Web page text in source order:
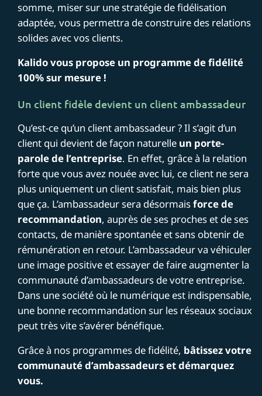
somme, miser sur une stratégie de fidélisation
adaptée, vous permettra de construire des relations
solides avec vos clients.
Kalido vous propose un programme de fidélité
100% sur mesure !
Un client fidèle devient un client ambassadeur
Qu’est-ce qu’un client ambassadeur ? Il s’agit d’un
client qui devient de façon naturelle un porte-
parole de l’entreprise. En effet, grâce à la relation
forte que vous avez nouée avec lui, ce client ne sera
plus uniquement un client satisfait, mais bien plus
que ça. L’ambassadeur sera désormaisforce de
recommandation, auprès de ses proches et de ses
contacts, de manière spontanée et sans obtenir de
rémunération en retour. L’ambassadeur va véhiculer
une image positive et essayer de faire augmenter la
communauté d’ambassadeurs de votre entreprise.
Dans une société où le numérique est indispensable,
une bonne recommandation sur les réseaux sociaux
peut très vite s’avérer bénéfique.
Grâce à nos programmes de fidélité, bâtissez votre
communauté d’ambassadeurs et démarquez
vous.